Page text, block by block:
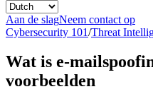
Aan de slagNeem contact op
Cybersecurity 101/Threat
Wat is e-
voorbeelden